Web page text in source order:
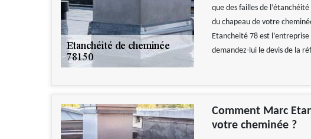
que des failles de
du chapeau de votre
Etancheité 78 est
demandez-lui le devis de la
Comment Marc
votre cheminée ?